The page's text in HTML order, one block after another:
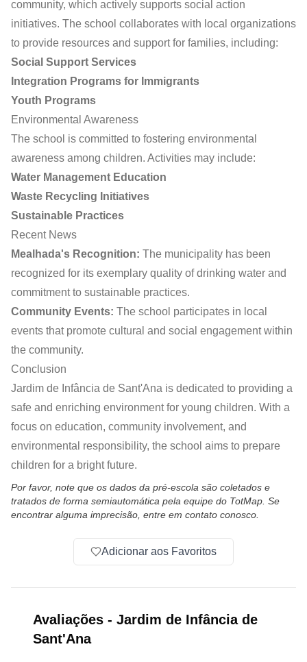
community, which actively supports social action
initiatives. The school collaborates with local organizations
to provide resources and support for families, including:
Social Support Services
Integration Programs for Immigrants
Youth Programs
Environmental Awareness
The school is committed to fostering environmental
awareness among children. Activities may include:
Water Management Education
Waste Recycling Initiatives
Sustainable Practices
Recent News
Mealhada's Recognition: The municipality has been
recognized for its exemplary quality of drinking water and
commitment to sustainable practices.
Community Events: The school participates in local
events that promote cultural and social engagement within
the community.
Conclusion
Jardim de Infância de Sant'Ana is dedicated to providing a
safe and enriching environment for young children. With a
focus on education, community involvement, and
environmental responsibility, the school aims to prepare
children for a bright future.
Por favor, note que os dados da pré-escola são coletados e
tratados de forma semiautomática pela equipe do TotMap. Se
encontrar alguma imprecisão, entre em contato conosco.
Adicionar aos Favoritos
Avaliações - Jardim de Infância de
Sant'Ana